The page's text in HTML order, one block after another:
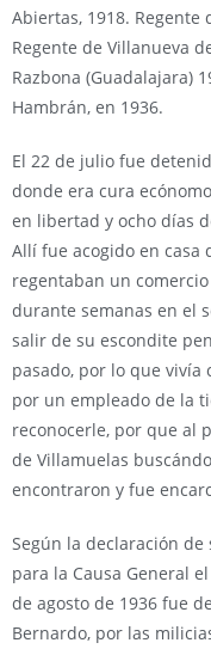
Abiertas, 1918. Regente
Regente de Villanueva
Razbona (Guadalajara)
Hambrán, en 1936.
El 22 de julio fue
donde era cura
en libertad y ocho días
Allí fue acogido en casa
regentaban un
durante semanas en el
salir de su escondite
pasado, por lo que
por un empleado de la
reconocerle, por que al
de Villamuelas
encontraron y fue
Según la declaración de
para la Causa General
de agosto de 1936 fue
Bernardo, por las